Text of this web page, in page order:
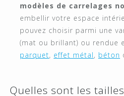
modèles de carrelages
embellir votre espace
pouvez choisir parmi une
(mat ou brillant) ou rendue
parquet, effet métal, béton
Quelles sont les